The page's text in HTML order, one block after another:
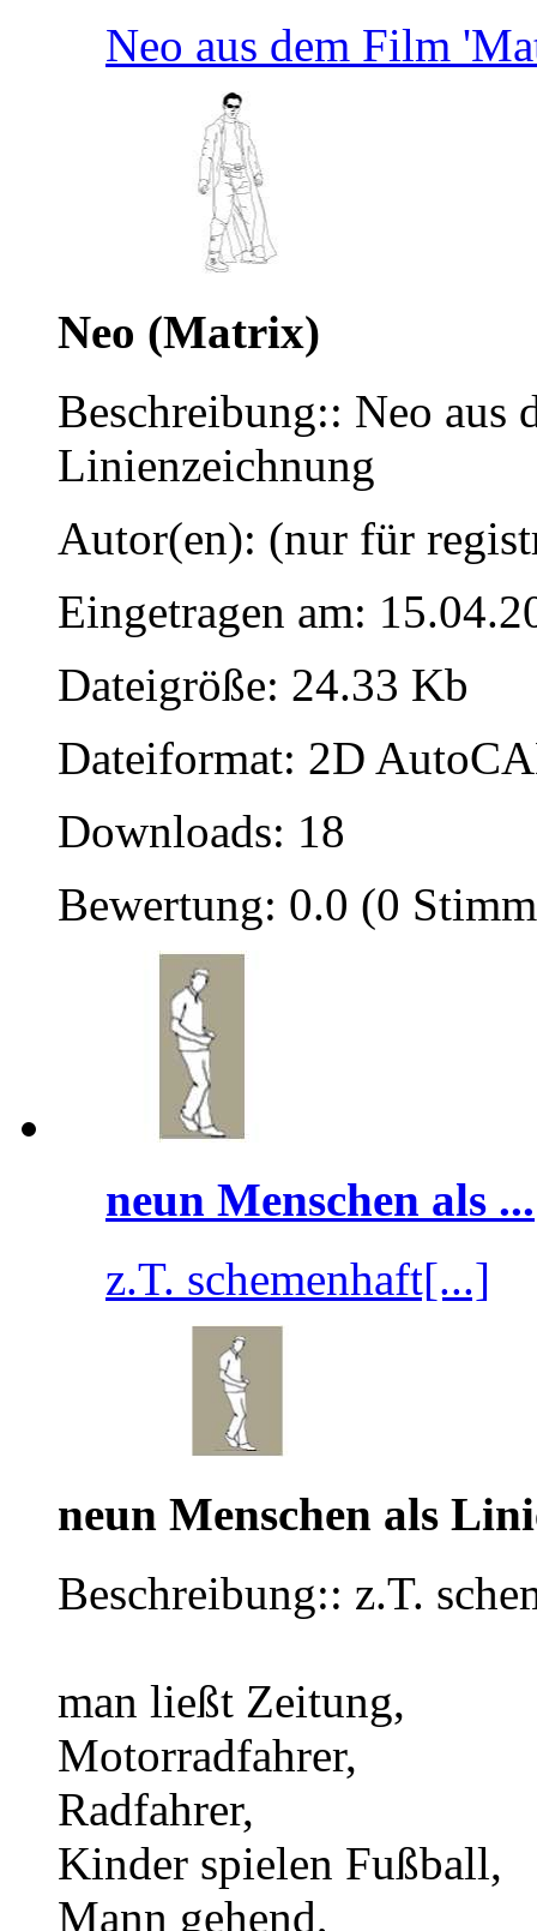
Neo aus dem Film
Neo (Matrix)
Beschreibung:: Neo
Linienzeichnung
Autor(en): (nur für
Eingetragen am:
Dateigröße: 24.33 Kb
Dateiformat: 2D
Downloads: 18
Bewertung: 0.0 (0
neun Menschen als ...
z.T. schemenhaft[...]
neun Menschen als
Beschreibung:: z.T.
man ließt Zeitung,
Motorradfahrer,
Radfahrer,
Kinder spielen Fußball,
Mann gehend,